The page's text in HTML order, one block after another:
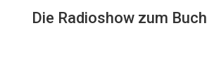
Die Radioshow zum Buch